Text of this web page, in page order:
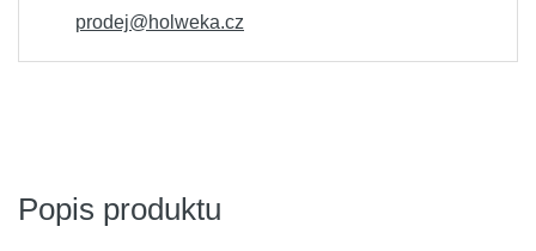
prodej@holweka.cz
Popis produktu